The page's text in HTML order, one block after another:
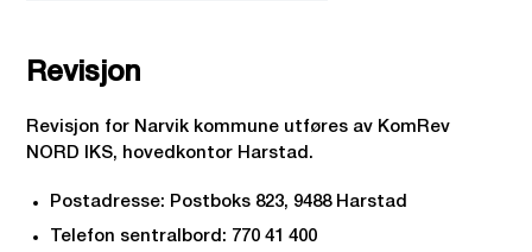
Revisjon
Revisjon for Narvik kommune utføres av KomRev
NORD IKS, hovedkontor Harstad.
Postadresse: Postboks 823, 9488 Harstad
Telefon sentralbord: 770 41 400